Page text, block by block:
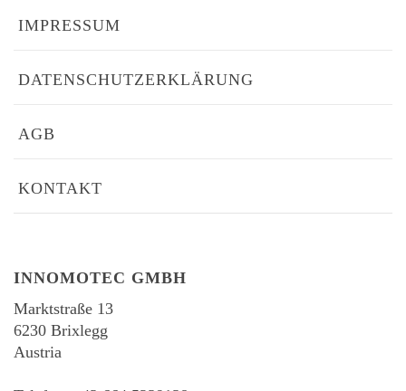
IMPRESSUM
DATENSCHUTZERKLÄRUNG
AGB
KONTAKT
INNOMOTEC GMBH
Marktstraße 13
6230 Brixlegg
Austria